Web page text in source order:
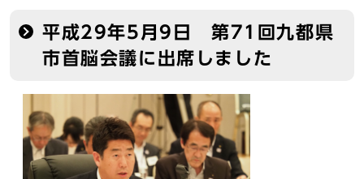
平成29年5月9日 第71回九都県
市首脳会議に出席しました